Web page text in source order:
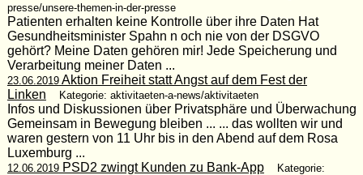
presse/unsere-themen-in-der-presse
Patienten erhalten keine Kontrolle über ihre Daten Hat
Gesundheitsminister Spahn n och nie von der DSGVO
gehört? Meine Daten gehören mir! Jede Speicherung und
Verarbeitung meiner Daten ...
23.06.2019Aktion Freiheit statt Angst auf dem Fest der
Linken
Kategorie: aktivitaeten-a-news/aktivitaeten
Infos und Diskussionen über Privatsphäre und Überwachung
Gemeinsam in Bewegung bleiben ... ... das wollten wir und
waren gestern von 11 Uhr bis in den Abend auf dem Rosa
Luxemburg ...
12.06.2019PSD2 zwingt Kunden zu Bank-App
Kategorie: